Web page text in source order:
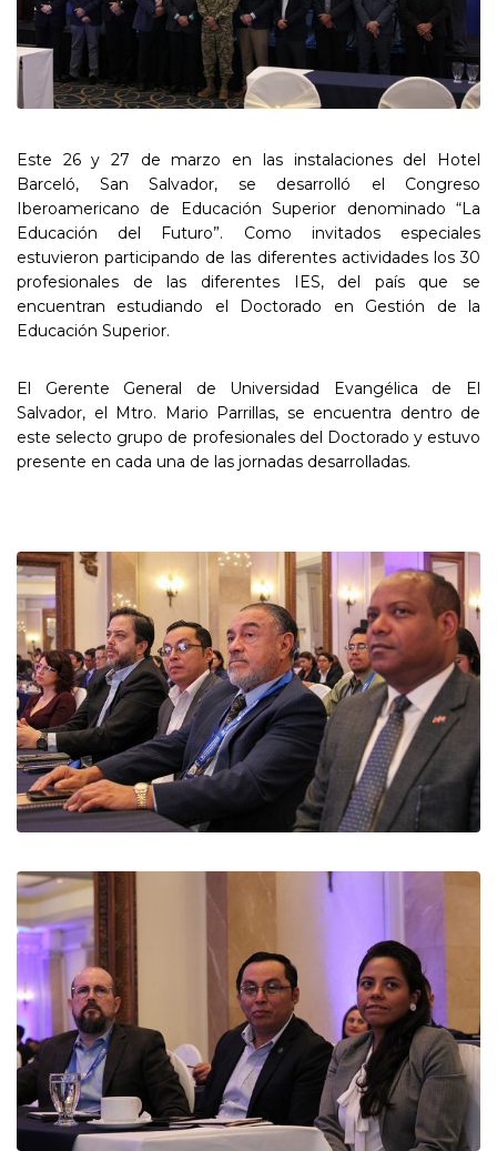
Este 26 y 27 de marzo en las instalaciones del Hotel
Barceló, San Salvador, se desarrolló el Congreso
Iberoamericano de Educación Superior denominado “La
Educación del Futuro”. Como invitados especiales
estuvieron participando de las diferentes actividades los 30
profesionales de las diferentes IES, del país que se
encuentran estudiando el Doctorado en Gestión de la
Educación Superior.
El Gerente General de Universidad Evangélica de El
Salvador, el Mtro. Mario Parrillas, se encuentra dentro de
este selecto grupo de profesionales del Doctorado y estuvo
presente en cada una de las jornadas desarrolladas.